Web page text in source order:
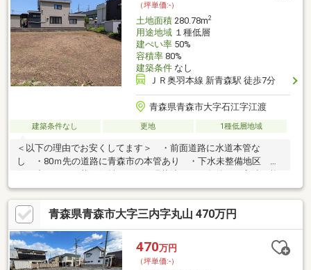
（坪単価:-）
土地面積280.78m2
用途地域１種低層
建ぺい率50%
容積率80%
建築条件なし
ＪＲ奥羽本線 新青森駅 徒歩7分
青森県青森市大字石江字江渡
建築条件なし 更地 1種低層地域
＜以下の理由でお安くしてます＞ ・前面道路に水道本管な
し ・80ｍ先の道路に青森市の本管あり ・下水未整備地区 ・
です ・お気軽にお問い合わせくださいませ
青森県青森市大字三内字丸山 470万円
470万円
（坪単価:-）